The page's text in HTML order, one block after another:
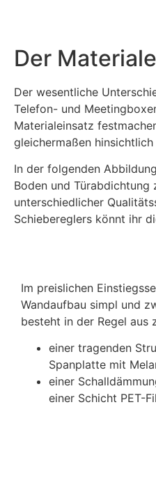
Der
Der wesentliche
Telefon- und
Materialeinsatz
gleichermaßen
In der folgenden
Boden und Türabdichtung
unterschiedlicher
Schiebereglers könnt ihr
Im preislichen
Wandaufbau simpl und
besteht in der Regel aus
einer tragenden
Spanplatte mit
einer
einer Schicht PET-